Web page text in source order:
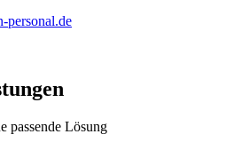
personal.de
passende Lösung